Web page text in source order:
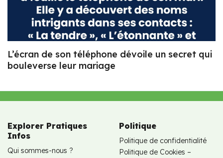
L’écran de son téléphone dévoile un secret qui
bouleverse leur mariage
Explorer Pratiques
Infos
Qui sommes-nous ?
Politique
Politique de confidentialité
Politique de Cookies –